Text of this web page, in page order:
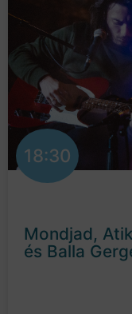
18:30
Mondjad,
és Balla